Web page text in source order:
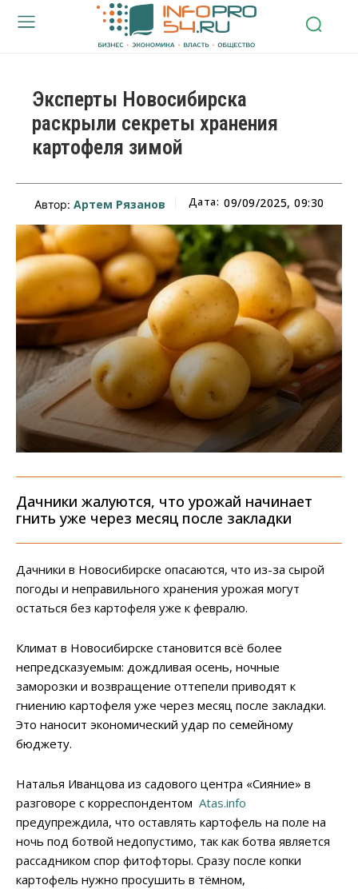
Эксперты Новосибирска
раскрыли секреты хранения
картофеля зимой
Автор: Артем Рязанов Дата: 09/09/2025, 09:30
Дачники жалуются, что урожай начинает
гнить уже через месяц после закладки
Дачники в Новосибирске опасаются, что из-за сырой
погоды и неправильного хранения урожая могут
остаться без картофеля уже к февралю.
Климат в Новосибирске становится всё более
непредсказуемым: дождливая осень, ночные
заморозки и возвращение оттепели приводят к
гниению картофеля уже через месяц после закладки.
Это наносит экономический удар по семейному
бюджету.
Наталья Иванцова из садового центра «Сияние» в
разговоре с корреспондентом Atas.info
предупреждила, что оставлять картофель на поле на
ночь под ботвой недопустимо, так как ботва является
рассадником спор фитофторы. Сразу после копки
картофель нужно просушить в тёмном,